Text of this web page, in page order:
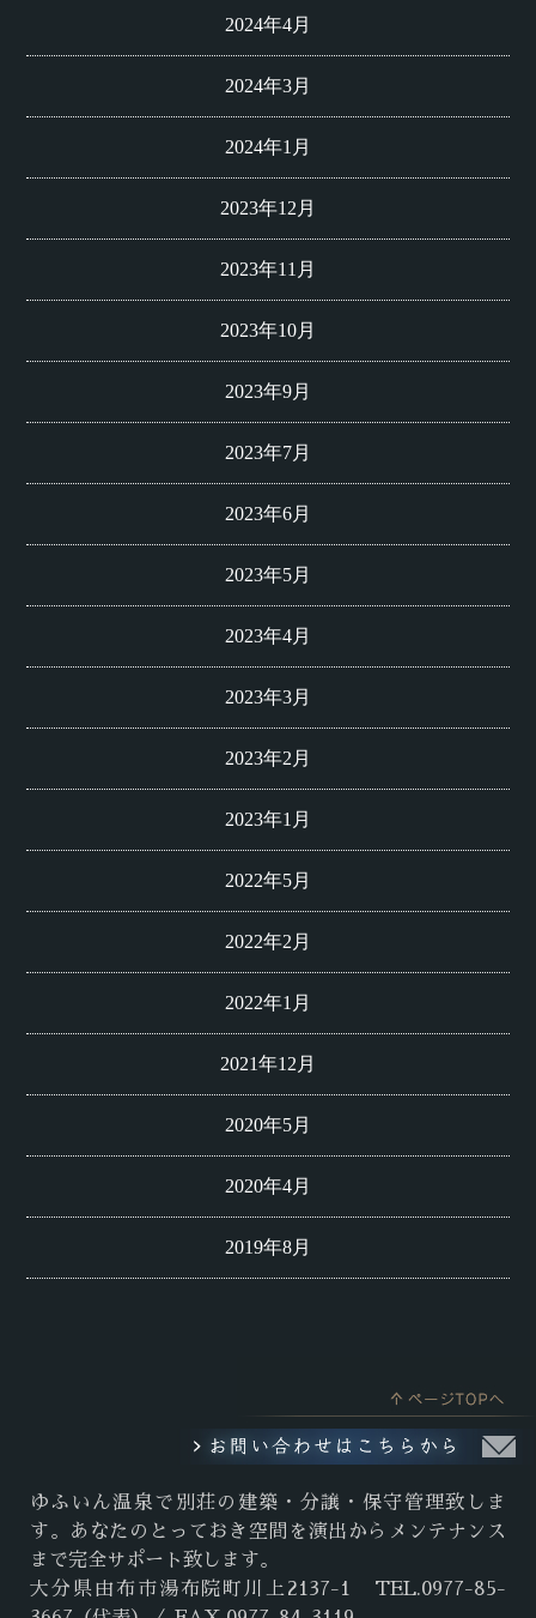
2024年4月
2024年3月
2024年1月
2023年12月
2023年11月
2023年10月
2023年9月
2023年7月
2023年6月
2023年5月
2023年4月
2023年3月
2023年2月
2023年1月
2022年5月
2022年2月
2022年1月
2021年12月
2020年5月
2020年4月
2019年8月
ゆふいん温泉で別荘の建築・分譲・保守管理致しま
す。あなたのとっておき空間を演出からメンテナンス
まで完全サポート致します。
大分県由布市湯布院町川上2137-1 TEL.0977-85-